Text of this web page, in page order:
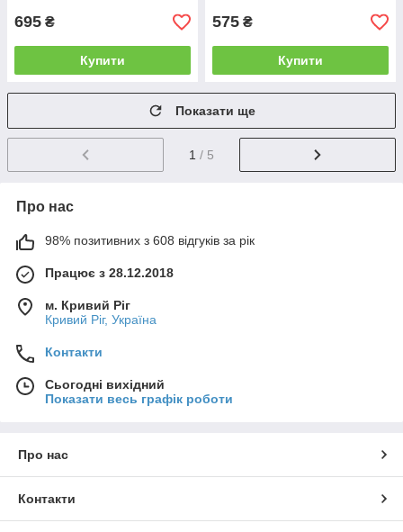
695 ₴
Купити
575 ₴
Купити
Показати ще
1 / 5
Про нас
98% позитивних з 608 відгуків за рік
Працює з 28.12.2018
м. Кривий Ріг
Кривий Ріг, Україна
Контакти
Сьогодні вихідний
Показати весь графік роботи
Про нас
Контакти